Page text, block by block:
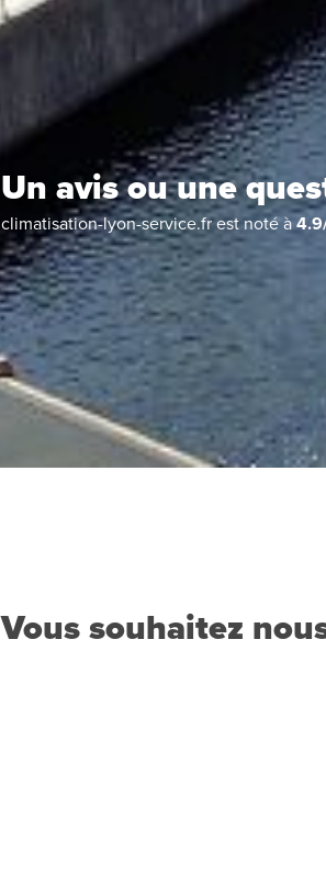
Un avis ou une
climatisation-lyon-service.frest noté à4.9
Vous souhaitez